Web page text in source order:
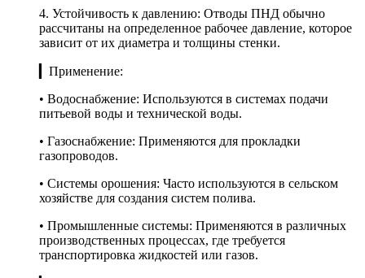
4. Устойчивость к давлению: Отводы ПНД обычно
рассчитаны на определенное рабочее давление, которое
зависит от их диаметра и толщины стенки.
▎Применение:
• Водоснабжение: Используются в системах подачи
питьевой воды и технической воды.
• Газоснабжение: Применяются для прокладки
газопроводов.
• Системы орошения: Часто используются в сельском
хозяйстве для создания систем полива.
• Промышленные системы: Применяются в различных
производственных процессах, где требуется
транспортировка жидкостей или газов.